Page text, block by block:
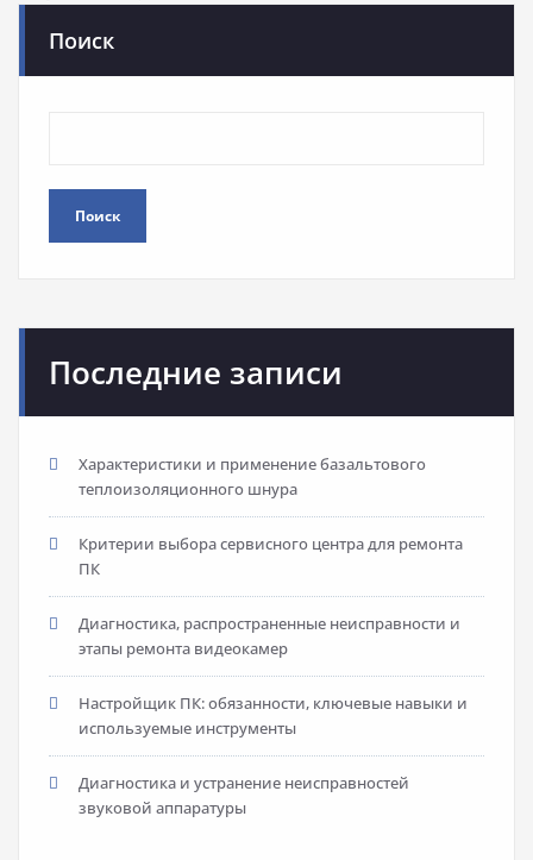
Поиск
Поиск
Последние записи
Характеристики и применение базальтового
теплоизоляционного шнура
Критерии выбора сервисного центра для ремонта
ПК
Диагностика, распространенные неисправности и
этапы ремонта видеокамер
Настройщик ПК: обязанности, ключевые навыки и
используемые инструменты
Диагностика и устранение неисправностей
звуковой аппаратуры